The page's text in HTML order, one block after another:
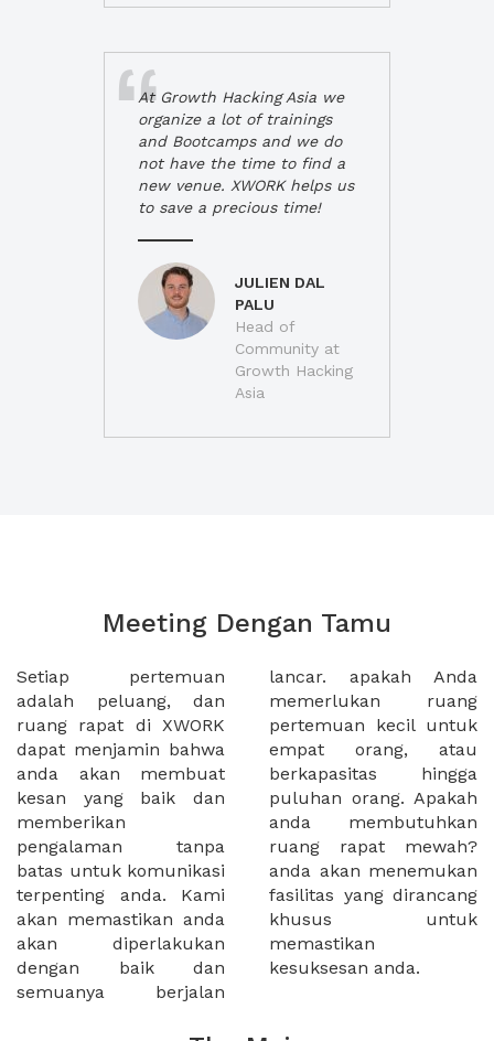
At Growth Hacking Asia we
organize a lot of trainings
and Bootcamps and we do
not have the time to find a
new venue. XWORK helps us
to save a precious time!
JULIEN DAL
PALU
Head of
Community at
Growth Hacking
Asia
Meeting Dengan Tamu
Setiap pertemuan
adalah peluang, dan
ruang rapat di XWORK
dapat menjamin bahwa
anda akan membuat
kesan yang baik dan
memberikan
pengalaman tanpa
batas untuk komunikasi
terpenting anda. Kami
akan memastikan anda
akan diperlakukan
dengan baik dan
semuanya berjalan
lancar. apakah Anda
memerlukan ruang
pertemuan kecil untuk
empat orang, atau
berkapasitas hingga
puluhan orang. Apakah
anda membutuhkan
ruang rapat mewah?
anda akan menemukan
fasilitas yang dirancang
khusus untuk
memastikan
kesuksesan anda.